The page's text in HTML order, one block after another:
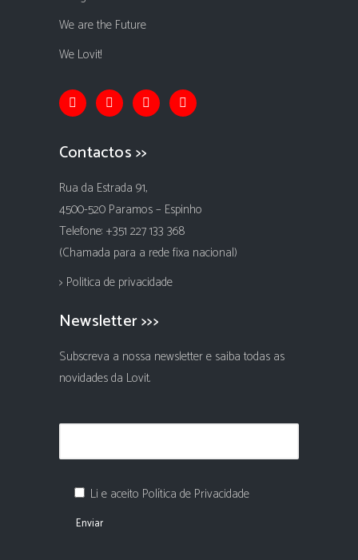
We are the Future
We Lovit!
Contactos >>
Rua da Estrada 91,
4500-520 Paramos – Espinho
Telefone: +351 227 133 368
(Chamada para a rede fixa nacional)
> Politica de privacidade
Newsletter >>>
Subscreva a nossa newsletter e saiba todas as
novidades da Lovit.
Li e aceito Política de Privacidade